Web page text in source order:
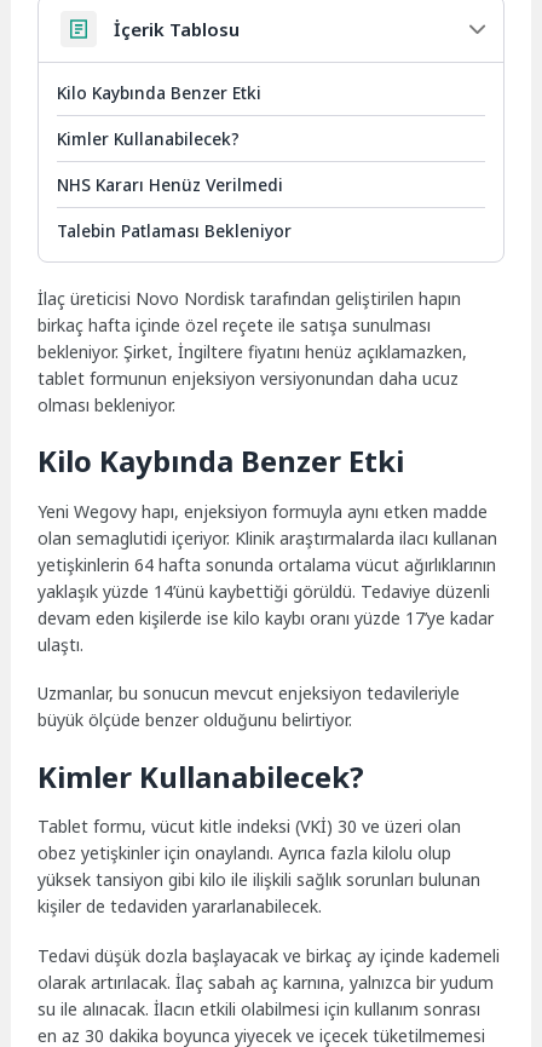
İçerik Tablosu
Kilo Kaybında Benzer Etki
Kimler Kullanabilecek?
NHS Kararı Henüz Verilmedi
Talebin Patlaması Bekleniyor
İlaç üreticisi Novo Nordisk tarafından geliştirilen hapın
birkaç hafta içinde özel reçete ile satışa sunulması
bekleniyor. Şirket, İngiltere fiyatını henüz açıklamazken,
tablet formunun enjeksiyon versiyonundan daha ucuz
olması bekleniyor.
Kilo Kaybında Benzer Etki
Yeni Wegovy hapı, enjeksiyon formuyla aynı etken madde
olan semaglutidi içeriyor. Klinik araştırmalarda ilacı kullanan
yetişkinlerin 64 hafta sonunda ortalama vücut ağırlıklarının
yaklaşık yüzde 14’ünü kaybettiği görüldü. Tedaviye düzenli
devam eden kişilerde ise kilo kaybı oranı yüzde 17’ye kadar
ulaştı.
Uzmanlar, bu sonucun mevcut enjeksiyon tedavileriyle
büyük ölçüde benzer olduğunu belirtiyor.
Kimler Kullanabilecek?
Tablet formu, vücut kitle indeksi (VKİ) 30 ve üzeri olan
obez yetişkinler için onaylandı. Ayrıca fazla kilolu olup
yüksek tansiyon gibi kilo ile ilişkili sağlık sorunları bulunan
kişiler de tedaviden yararlanabilecek.
Tedavi düşük dozla başlayacak ve birkaç ay içinde kademeli
olarak artırılacak. İlaç sabah aç karnına, yalnızca bir yudum
su ile alınacak. İlacın etkili olabilmesi için kullanım sonrası
en az 30 dakika boyunca yiyecek ve içecek tüketilmemesi